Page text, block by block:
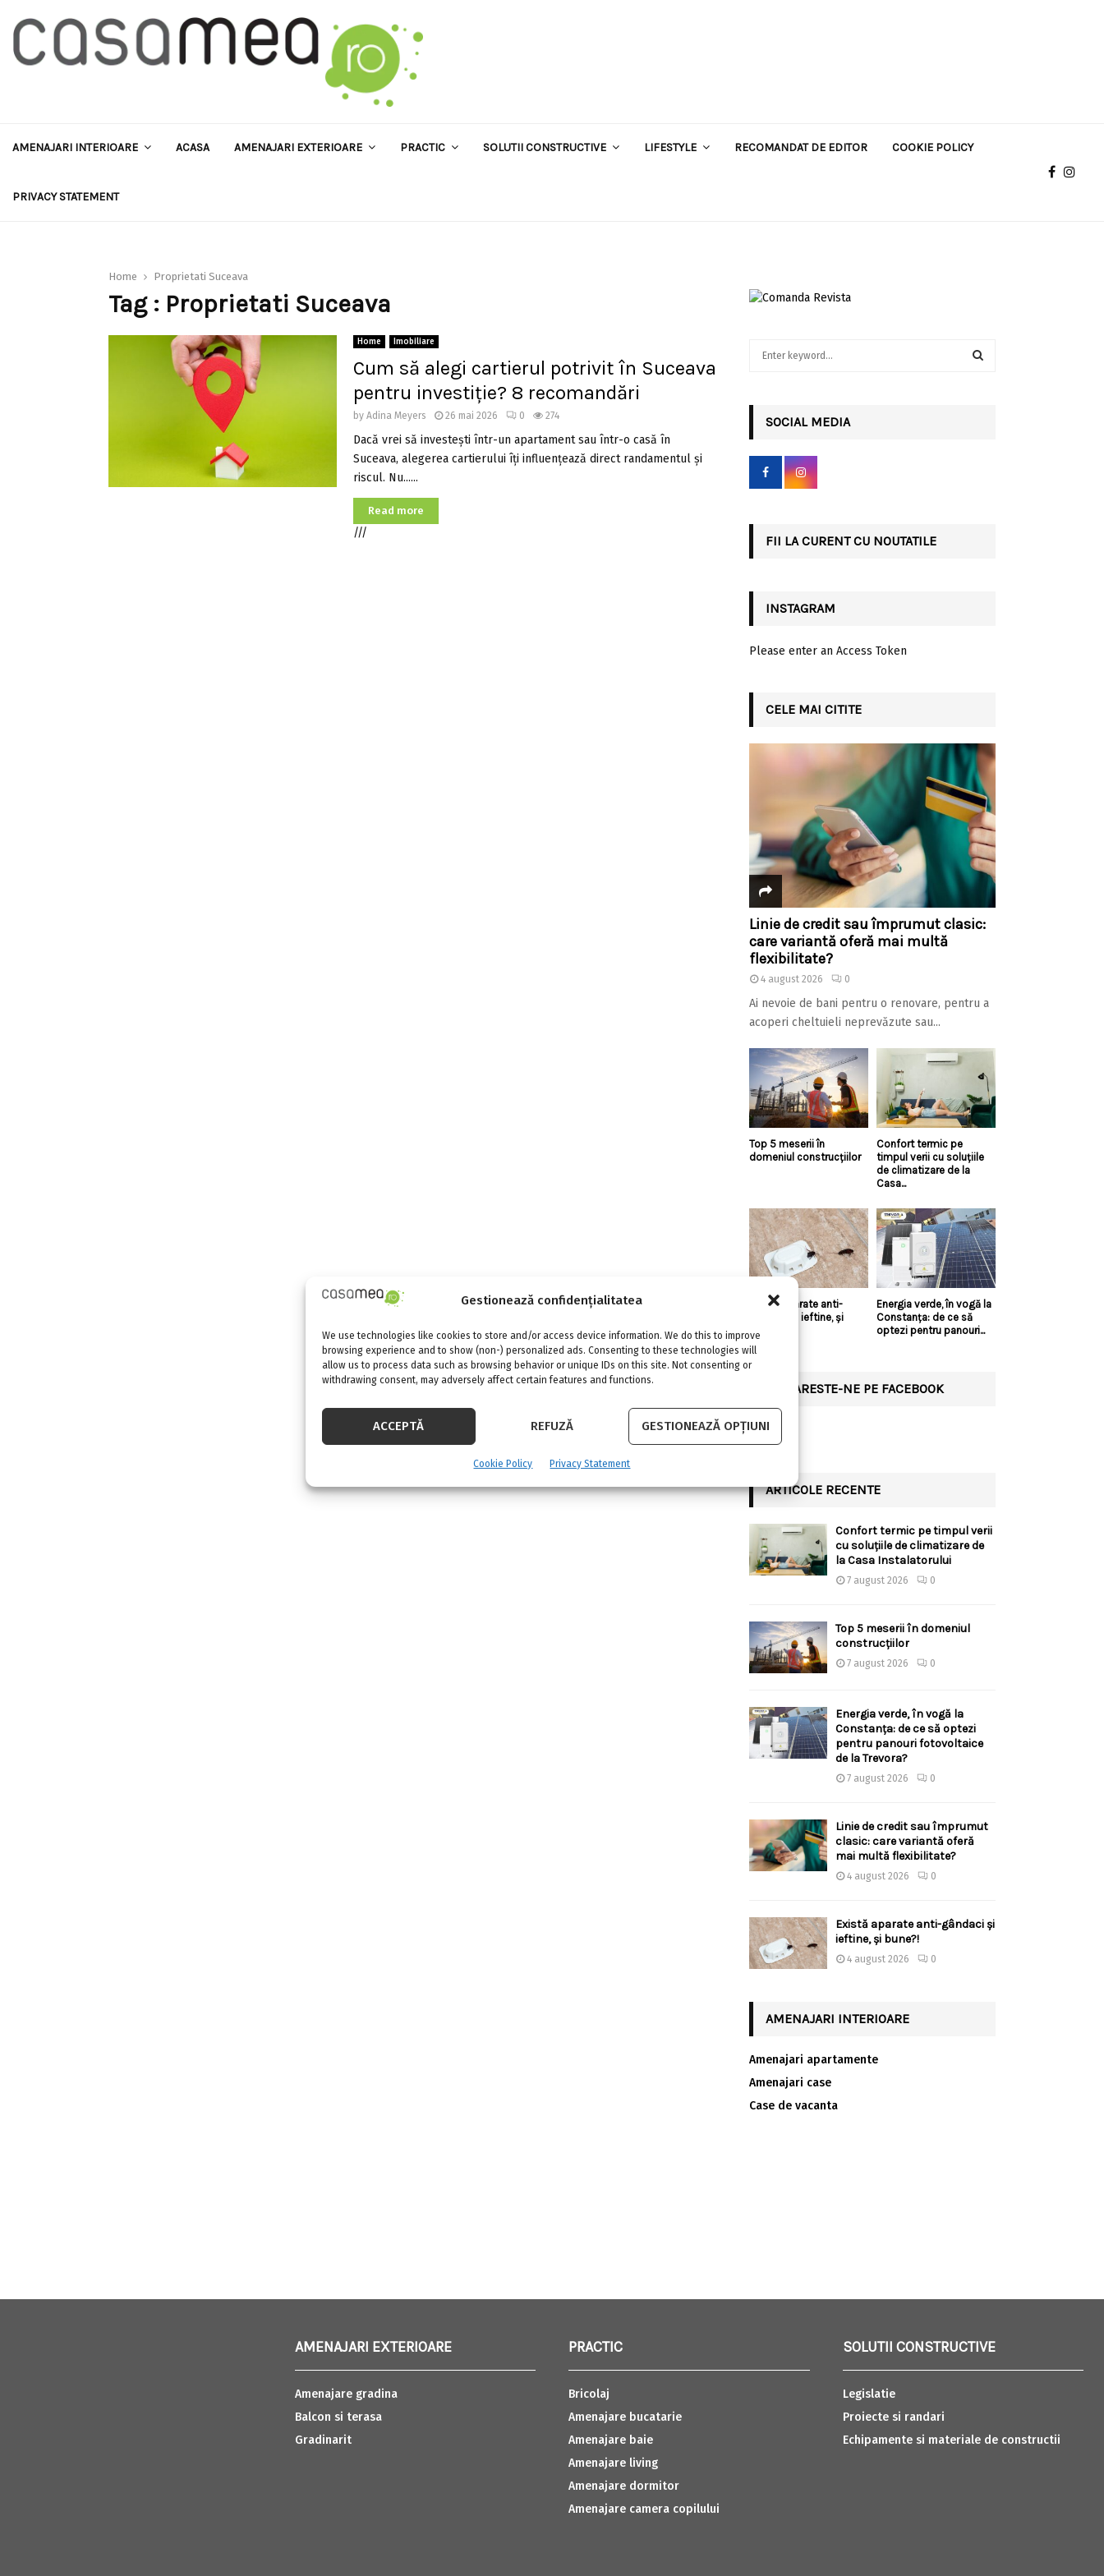
Gestionează confidențialitatea
We use technologies like cookies to store and/or access device information. We do this to improve
browsing experience and to show (non-) personalized ads. Consenting to these technologies will
allow us to process data such as browsing behavior or unique IDs on this site. Not consenting or
withdrawing consent, may adversely affect certain features and functions.
ACCEPTĂ REFUZĂ GESTIONEAZĂ OPȚIUNI
Cookie Policy Privacy Statement
AMENAJARI INTERIOARE ACASA AMENAJARI EXTERIOARE PRACTIC SOLUTII CONSTRUCTIVE LIFESTYLE RECOMANDAT DE EDITOR COOKIE POLICY
PRIVACY STATEMENT
Home Proprietati Suceava
Tag : Proprietati Suceava
Home Imobiliare
Cum să alegi cartierul potrivit în Suceava
pentru investiție? 8 recomandări
by Adina Meyers 26 mai 2026 0 274
Dacă vrei să investești într-un apartament sau într-o casă în
Suceava, alegerea cartierului îți influențează direct randamentul și
riscul. Nu......
Read more
///
r
SOCIAL MEDIA
FII LA CURENT CU NOUTATILE
INSTAGRAM
Please enter an Access Token
CELE MAI CITITE
Linie de credit sau împrumut clasic:
care variantă oferă mai multă
flexibilitate?
4 august 2026 0
Ai nevoie de bani pentru o renovare, pentru a
acoperi cheltuieli neprevăzute sau...
Top 5 meserii în
domeniul construcțiilor
Confort termic pe
timpul verii cu soluțiile
de climatizare de la
Casa...
Există aparate anti-
gândaci și ieftine, și
Energia verde, în vogă la
Constanța: de ce să
optezi pentru panouri...
URMARESTE-NE PE FACEBOOK
ARTICOLE RECENTE
Confort termic pe timpul verii
cu soluțiile de climatizare de
la Casa Instalatorului
7 august 2026 0
Top 5 meserii în domeniul
construcțiilor
7 august 2026 0
Energia verde, în vogă la
Constanța: de ce să optezi
pentru panouri fotovoltaice
de la Trevora?
7 august 2026 0
Linie de credit sau împrumut
clasic: care variantă oferă
mai multă flexibilitate?
4 august 2026 0
Există aparate anti-gândaci și
ieftine, și bune?!
4 august 2026 0
AMENAJARI INTERIOARE
Amenajari apartamente
Amenajari case
Case de vacanta
AMENAJARI EXTERIOARE
Amenajare gradina
Balcon si terasa
Gradinarit
PRACTIC
Bricolaj
Amenajare bucatarie
Amenajare baie
Amenajare living
Amenajare dormitor
Amenajare camera copilului
SOLUTII CONSTRUCTIVE
Legislatie
Proiecte si randari
Echipamente si materiale de constructii